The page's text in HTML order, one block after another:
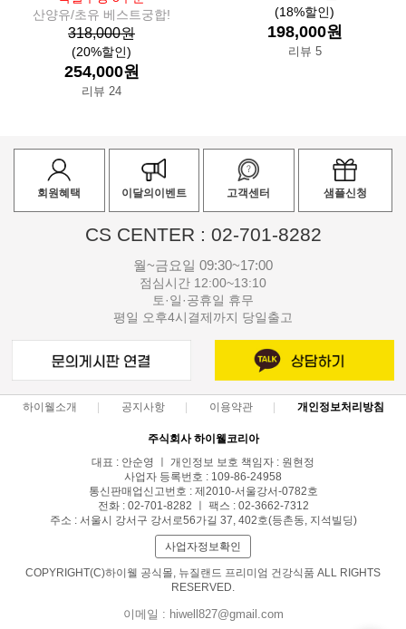
산양유/초유 베스트궁합!
318,000원
(20%할인)
254,000원
리뷰 24
(18%할인)
198,000원
리뷰 5
회원혜택 이달의이벤트 고객센터 샘플신청
CS CENTER : 02-701-8282
월~금요일 09:30~17:00
점심시간 12:00~13:10
토·일·공휴일 휴무
평일 오후4시결제까지 당일출고
하이웰소개 공지사항 이용약관 개인정보처리방침
주식회사 하이웰코리아
대표 : 안순영 ㅣ 개인정보 보호 책임자 : 원현정
사업자 등록번호 : 109-86-24958
통신판매업신고번호 : 제2010-서울강서-0782호
전화 : 02-701-8282 ㅣ 팩스 : 02-3662-7312
주소 : 서울시 강서구 강서로56가길 37, 402호(등촌동, 지석빌딩)
사업자정보확인
COPYRIGHT(C)하이웰 공식몰, 뉴질랜드 프리미엄 건강식품 ALL RIGHTS
RESERVED.
이메일 : hiwell827@gmail.com